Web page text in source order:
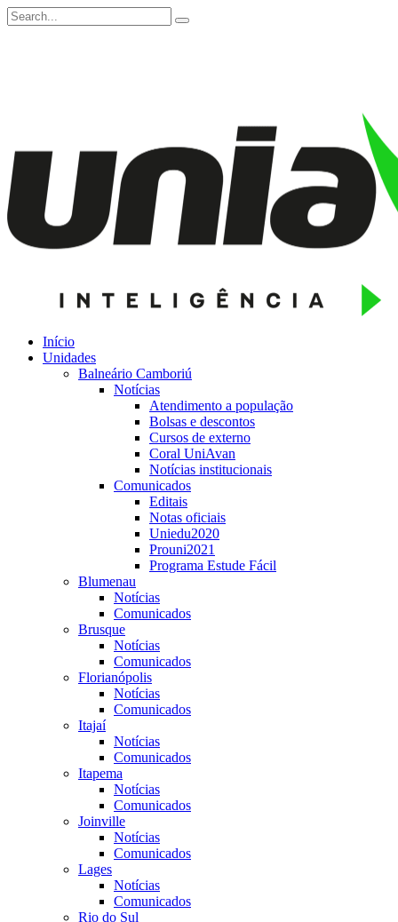
Início
Unidades
Balneário Camboriú
Notícias
Atendimento a população
Bolsas e descontos
Cursos de externo
Coral UniAvan
Notícias institucionais
Comunicados
Editais
Notas oficiais
Uniedu2020
Prouni2021
Programa Estude Fácil
Blumenau
Notícias
Comunicados
Brusque
Notícias
Comunicados
Florianópolis
Notícias
Comunicados
Itajaí
Notícias
Comunicados
Itapema
Notícias
Comunicados
Joinville
Notícias
Comunicados
Lages
Notícias
Comunicados
Rio do Sul